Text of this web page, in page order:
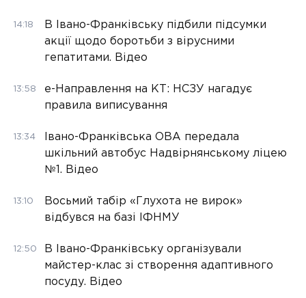
14:18
В Івано-Франківську підбили підсумки
акції щодо боротьби з вірусними
гепатитами. Відео
13:58
е-Направлення на КТ: НСЗУ нагадує
правила виписування
13:34
Івано-Франківська ОВА передала
шкільний автобус Надвірнянському ліцею
№1. Відео
13:10
Восьмий табір «Глухота не вирок»
відбувся на базі ІФНМУ
12:50
В Івано-Франківську організували
майстер-клас зі створення адаптивного
посуду. Відео